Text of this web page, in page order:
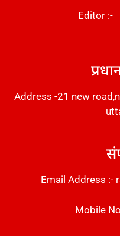
Editor :-
Address -21 new
Email Address :-
Mobile